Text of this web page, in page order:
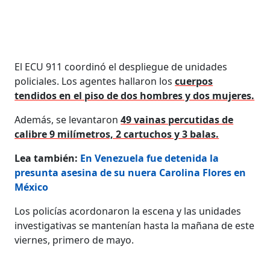
El ECU 911 coordinó el despliegue de unidades
policiales. Los agentes hallaron loscuerpos
tendidos en el piso de dos hombres y dos mujeres.
Además, se levantaron49 vainas percutidas de
calibre 9 milímetros, 2 cartuchos y 3 balas.
Lea también: En Venezuela fue detenida la
presunta asesina de su nuera Carolina Flores en
México
Los policías acordonaron la escena y las unidades
investigativas se mantenían hasta la mañana de este
viernes, primero de mayo.